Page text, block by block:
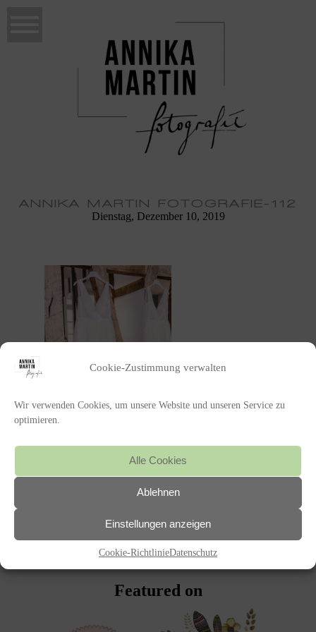
Cookie-Zustimmung verwalten
Wir verwenden Cookies, um unsere Website und unseren Service zu
optimieren.
Alle Cookies
Ablehnen
Einstellungen anzeigen
Cookie-RichtlinieDatenschutz
ANNIKA MARTIN FOTOGRAFIE-112
Dienstag, Dezember 10, 2019
ALICE UND CHRISTIAN
Featured on